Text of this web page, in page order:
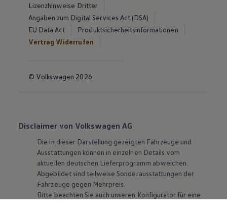
Lizenzhinweise Dritter
Angaben zum Digital Services Act (DSA)
EU Data Act
Produktsicherheitsinformationen
Vertrag Widerrufen
© Volkswagen 2026
Disclaimer von Volkswagen AG
Die in dieser Darstellung gezeigten Fahrzeuge und
Ausstattungen können in einzelnen Details vom
aktuellen deutschen Lieferprogramm abweichen.
Abgebildet sind teilweise Sonderausstattungen der
Fahrzeuge gegen Mehrpreis.
Bitte beachten Sie auch unseren Konfigurator für eine